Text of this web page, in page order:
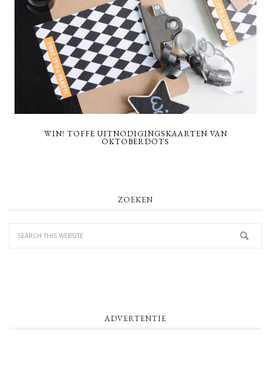
WIN! TOFFE UITNODIGINGSKAARTEN VAN
OKTOBERDOTS
ZOEKEN
ADVERTENTIE